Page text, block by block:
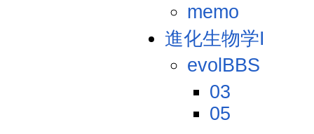
memo
進化生物学I
evolBBS
03
05